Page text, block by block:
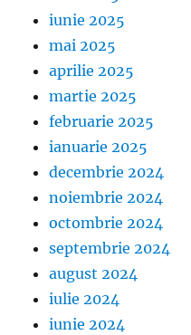
iunie 2025
mai 2025
aprilie 2025
martie 2025
februarie 2025
ianuarie 2025
decembrie 2024
noiembrie 2024
octombrie 2024
septembrie 2024
august 2024
iulie 2024
iunie 2024